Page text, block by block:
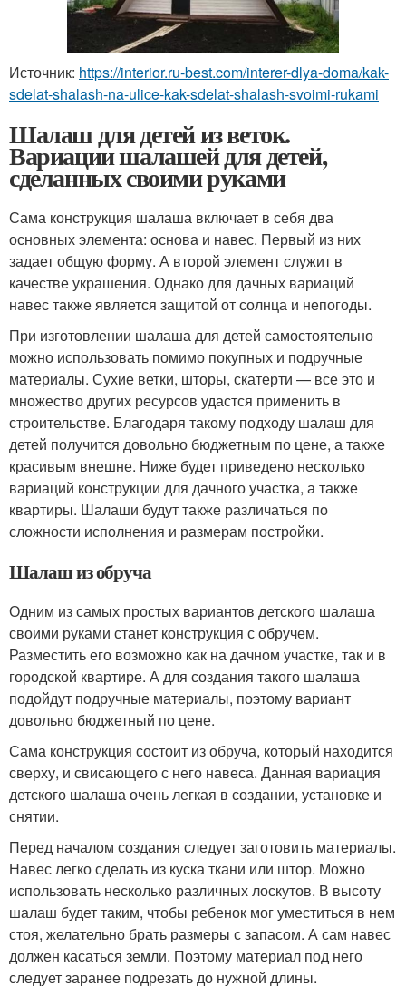
Источник: https://interior.ru-best.com/interer-dlya-doma/kak-
sdelat-shalash-na-ulice-kak-sdelat-shalash-svoimi-rukami
Шалаш для детей из веток.
Вариации шалашей для детей,
сделанных своими руками
Сама конструкция шалаша включает в себя два
основных элемента: основа и навес. Первый из них
задает общую форму. А второй элемент служит в
качестве украшения. Однако для дачных вариаций
навес также является защитой от солнца и непогоды.
При изготовлении шалаша для детей самостоятельно
можно использовать помимо покупных и подручные
материалы. Сухие ветки, шторы, скатерти — все это и
множество других ресурсов удастся применить в
строительстве. Благодаря такому подходу шалаш для
детей получится довольно бюджетным по цене, а также
красивым внешне. Ниже будет приведено несколько
вариаций конструкции для дачного участка, а также
квартиры. Шалаши будут также различаться по
сложности исполнения и размерам постройки.
Шалаш из обруча
Одним из самых простых вариантов детского шалаша
своими руками станет конструкция с обручем.
Разместить его возможно как на дачном участке, так и в
городской квартире. А для создания такого шалаша
подойдут подручные материалы, поэтому вариант
довольно бюджетный по цене.
Сама конструкция состоит из обруча, который находится
сверху, и свисающего с него навеса. Данная вариация
детского шалаша очень легкая в создании, установке и
снятии.
Перед началом создания следует заготовить материалы.
Навес легко сделать из куска ткани или штор. Можно
использовать несколько различных лоскутов. В высоту
шалаш будет таким, чтобы ребенок мог уместиться в нем
стоя, желательно брать размеры с запасом. А сам навес
должен касаться земли. Поэтому материал под него
следует заранее подрезать до нужной длины.